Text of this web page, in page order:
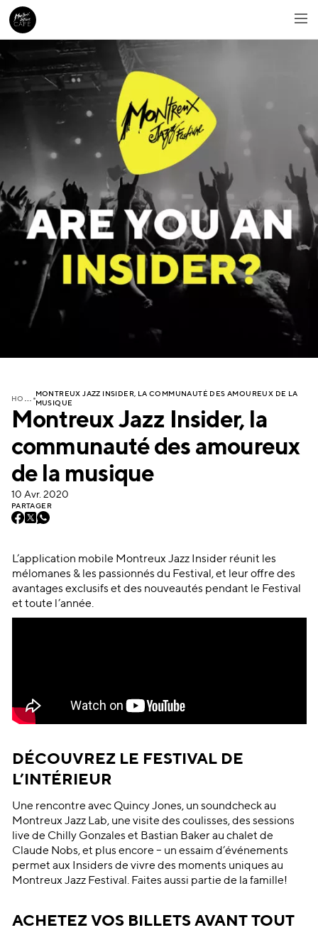
H
OME
MONTREUX JAZZ INSIDER, LA COMMUNAUTÉ DES AMOUREUX DE LA
MUSIQUE
Montreux Jazz Insider, la
communauté des amoureux
de la musique
10 Avr. 2020
PARTAGER
L’application mobile Montreux Jazz Insider réunit les
mélomanes & les passionnés du Festival, et leur offre des
avantages exclusifs et des nouveautés pendant le Festival
et toute l’année.
DÉCOUVREZ LE FESTIVAL DE
L’INTÉRIEUR
Une rencontre avec Quincy Jones, un soundcheck au
Montreux Jazz Lab, une visite des coulisses, des sessions
live de Chilly Gonzales et Bastian Baker au chalet de
Claude Nobs, et plus encore – un essaim d’événements
permet aux Insiders de vivre des moments uniques au
Montreux Jazz Festival. Faites aussi partie de la famille!
ACHETEZ VOS BILLETS AVANT TOUT